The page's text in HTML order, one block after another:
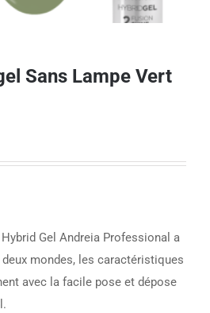
Sans Lampe Vert
Hybrid Gel Andreia Professional a
mondes, les caractéristiques
avec la facile pose et dépose